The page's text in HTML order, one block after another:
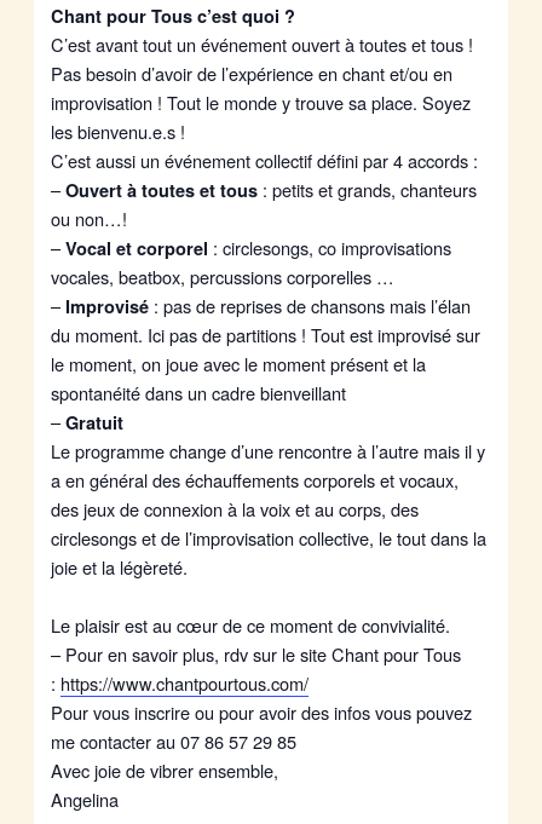
Chant pour Tous c’est quoi ?
C’est avant tout un événement ouvert à toutes et tous !
Pas besoin d’avoir de l’expérience en chant et/ou en
improvisation ! Tout le monde y trouve sa place. Soyez
les bienvenu.e.s !
C’est aussi un événement collectif défini par 4 accords :
–Ouvert à toutes et tous : petits et grands, chanteurs
ou non…!
–Vocal et corporel : circlesongs, co improvisations
vocales, beatbox, percussions corporelles …
– Improvisé : pas de reprises de chansons mais l’élan
du moment. Ici pas de partitions ! Tout est improvisé sur
le moment, on joue avec le moment présent et la
spontanéité dans un cadre bienveillant
–Gratuit
Le programme change d’une rencontre à l’autre mais il y
a en général des échauffements corporels et vocaux,
des jeux de connexion à la voix et au corps, des
circlesongs et de l’improvisation collective, le tout dans la
joie et la légèreté.
Le plaisir est au cœur de ce moment de convivialité.
– Pour en savoir plus, rdv sur le site Chant pour Tous
: https://www.chantpourtous.com/
Pour vous inscrire ou pour avoir des infos vous pouvez
me contacter au 07 86 57 29 85
Avec joie de vibrer ensemble,
Angelina